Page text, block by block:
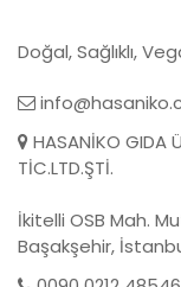
Doğal, Sağlıklı,
HASANİKO GIDA
TİC.LTD.ŞTİ.
İkitelli OSB Mah.
Başakşehir,